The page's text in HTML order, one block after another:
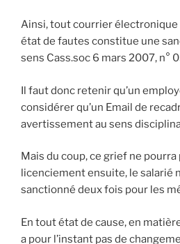
Ainsi, tout courrier électronique
état de fautes constitue une
sens Cass.soc 6 mars 2007, n°
Il faut donc retenir qu’un
considérer qu’un Email de
avertissement au sens
Mais du coup, ce grief ne
licenciement ensuite, le salarié
sanctionné deux fois pour les
En tout état de cause, en
a pour l’instant pas de